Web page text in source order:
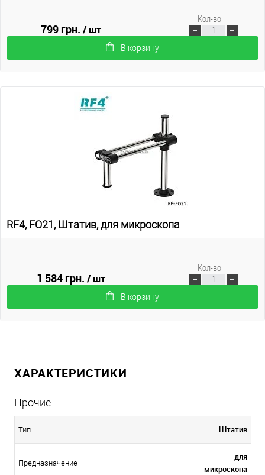
799 грн./ шт
В корзину
Кол-во:
RF4, FO21, Штатив, для микроскопа
1 584 грн./ шт
В корзину
Кол-во:
ХАРАКТЕРИСТИКИ
Прочие
Тип Штатив
Предназначение
для
микроскопа